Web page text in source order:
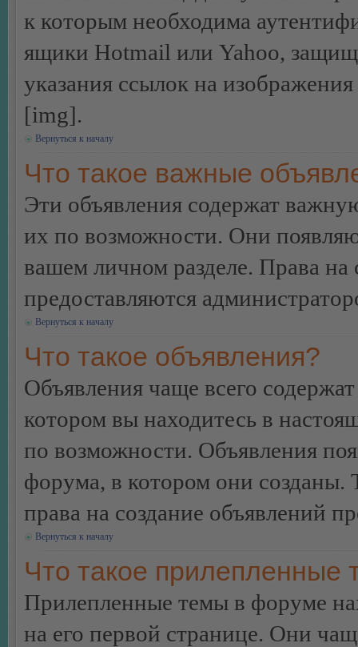
к которым необходима
ящики Hotmail или Yahoo,
указания ссылок на
[img].
Вернуться к началу
Что такое важные
Эти объявления содержат
их по возможности. Они
вашем личном разделе. Права
предоставляются
Вернуться к началу
Что такое объявления?
Объявления чаще всего
котором вы находитесь в
по возможности. Объявления
форума, в котором они
права на создание объявлений
Вернуться к началу
Что такое прилепленные
Прилепленные темы в форуме
на его первой странице. Они